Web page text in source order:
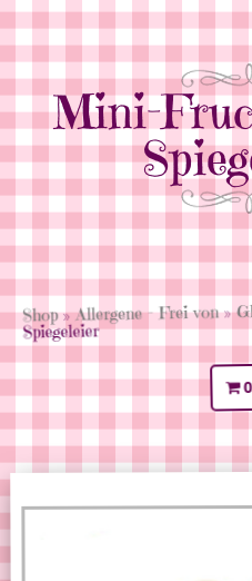
Mini-
Shop»Allergene - Frei von»
Spiegeleier